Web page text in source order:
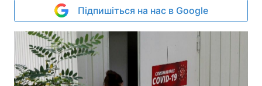
Підпишіться на нас в Google